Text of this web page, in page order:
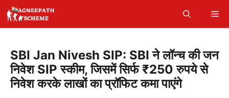
Skip
content
SBI Jan Nivesh SIP: SBI ने लॉन्च की जन
निवेश SIP स्कीम, जिसमें सिर्फ ₹250 रुपये से
निवेश करके लाखों का प्रॉफिट कमा पाएंगे